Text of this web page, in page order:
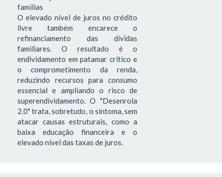
famílias
O elevado nível de juros no crédito
livre também encarece o
refinanciamento das dívidas
familiares. O resultado é o
endividamento em patamar crítico e
o comprometimento da renda,
reduzindo recursos para consumo
essencial e ampliando o risco de
superendividamento. O "Desenrola
2.0" trata, sobretudo, o sintoma, sem
atacar causas estruturais, como a
baixa educação financeira e o
elevado nível das taxas de juros.